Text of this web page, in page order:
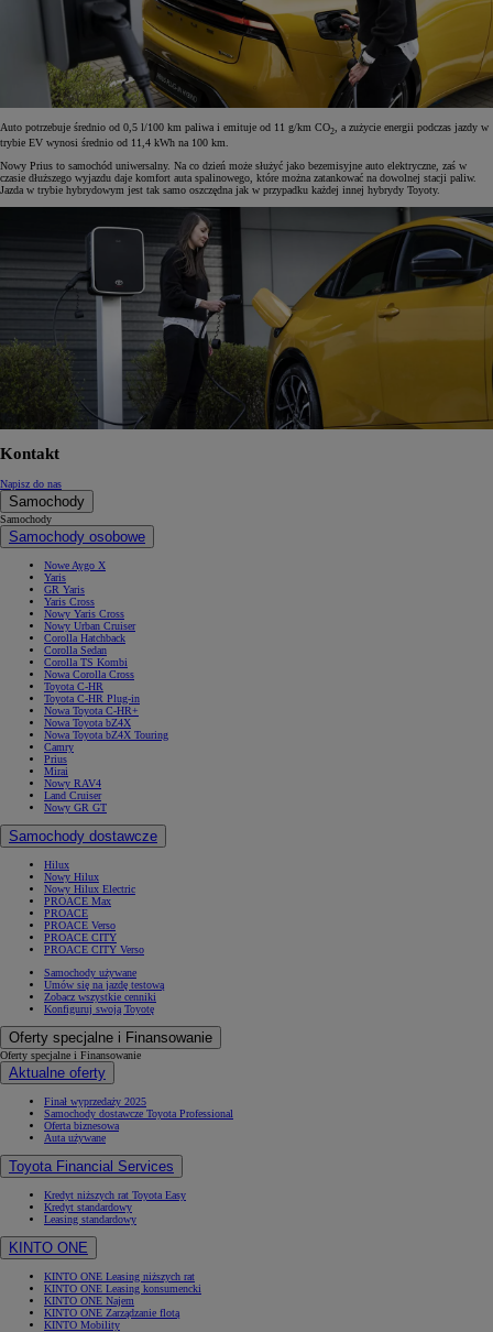
Auto potrzebuje średnio od 0,5 l/100 km paliwa i emituje od 11 g/km CO2
, a zużycie energii podczas jazdy w
trybie EV wynosi średnio od 11,4 kWh na 100 km.
Nowy Prius to samochód uniwersalny. Na co dzień może służyć jako bezemisyjne auto elektryczne, zaś w
czasie dłuższego wyjazdu daje komfort auta spalinowego, które można zatankować na dowolnej stacji paliw.
Jazda w trybie hybrydowym jest tak samo oszczędna jak w przypadku każdej innej hybrydy Toyoty.
Kontakt
Napisz do nas
Samochody
Samochody
Samochody osobowe
Nowe Aygo X
Yaris
GR Yaris
Yaris Cross
Nowy Yaris Cross
Nowy Urban Cruiser
Corolla Hatchback
Corolla Sedan
Corolla TS Kombi
Nowa Corolla Cross
Toyota C-HR
Toyota C-HR Plug-in
Nowa Toyota C-HR+
Nowa Toyota bZ4X
Nowa Toyota bZ4X Touring
Camry
Prius
Mirai
Nowy RAV4
Land Cruiser
Nowy GR GT
Samochody dostawcze
Hilux
Nowy Hilux
Nowy Hilux Electric
PROACE Max
PROACE
PROACE Verso
PROACE CITY
PROACE CITY Verso
Samochody używane
Umów się na jazdę testową
Zobacz wszystkie cenniki
Konfiguruj swoją Toyotę
Oferty specjalne i Finansowanie
Oferty specjalne i Finansowanie
Aktualne oferty
Finał wyprzedaży 2025
Samochody dostawcze Toyota Professional
Oferta biznesowa
Auta używane
Toyota Financial Services
Kredyt niższych rat Toyota Easy
Kredyt standardowy
Leasing standardowy
KINTO ONE
KINTO ONE Leasing niższych rat
KINTO ONE Leasing konsumencki
KINTO ONE Najem
KINTO ONE Zarządzanie flotą
KINTO Mobility